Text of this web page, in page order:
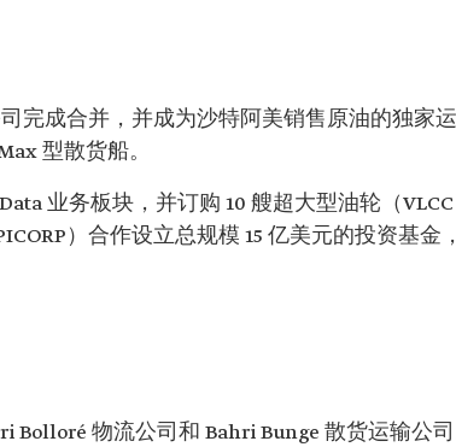
司完成合并，并成为沙特阿美销售原油的独家
型散货船。
业务板块，并订购 10 艘超大型油轮（
）合作设立总规模 15 亿美元的投资基金
Bolloré 物流公司和 Bahri Bunge 散货运输公